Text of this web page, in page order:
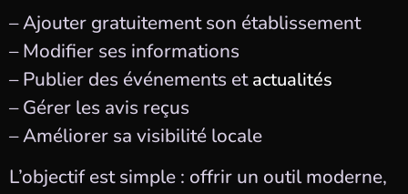
– Ajouter gratuitement son établissement
– Modifier ses informations
– Publier des événements etactualités
– Gérer les avis reçus
– Améliorer sa visibilité locale
L’objectif est simple : offrir un outil moderne,